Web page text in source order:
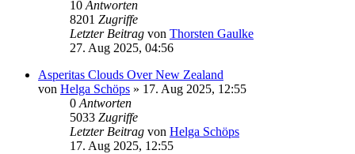
10 Antworten
8201 Zugriffe
Letzter Beitrag von Thorsten Gaulke
27. Aug 2025, 04:56
Asperitas Clouds Over New Zealand
von Helga Schöps » 17. Aug 2025, 12:55
0 Antworten
5033 Zugriffe
Letzter Beitrag von Helga Schöps
17. Aug 2025, 12:55